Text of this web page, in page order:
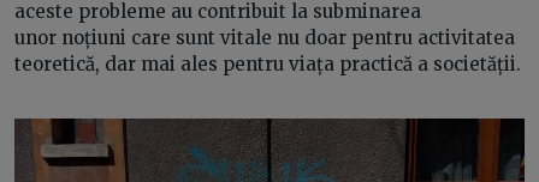
aceste probleme au contribuit la subminarea
unor noțiuni care sunt vitale nu doar pentru activitatea
teoretică, dar mai ales pentru viața practică a societății.